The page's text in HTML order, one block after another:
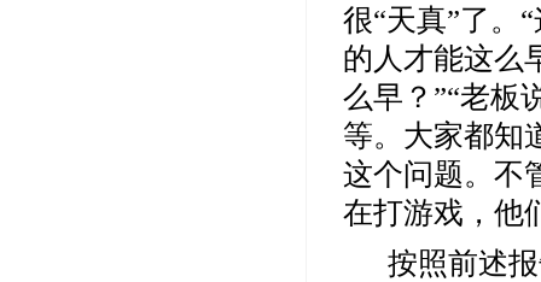
很“天真”了。
的人才能这么
么早？”“老板
等。大家都知
这个问题。不
在打游戏，他
按照前述